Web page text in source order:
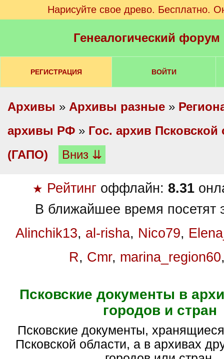
Нарисуйте свое древо. Бесплатно.
Генеалогический
РЕГИСТРАЦИЯ ВОЙТИ
Архивы » Архивы разные »
архивы РФ » Гос. архив Псковской
(ГАПО)
Вниз ⇊
★ Рейтинг оффлайн: 8.31
В ближайшее время посетят
Alinchik13, al-risha, Nico79,
R, Cmr, marina_region60
Псковские документы в
городов и стран
Псковские документы, хранящиеся не в архивах
Псковской области, а в архивах